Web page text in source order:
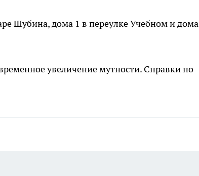
Шубина, дома 1 в переулке Учебном и дома
увеличение мутности. Справки по